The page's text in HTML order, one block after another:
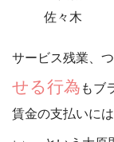
佐々木
サービス残業、つ
せる行為 もブ
賃金の支払いに